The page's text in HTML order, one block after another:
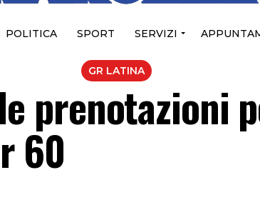
POLITICA SPORT SERVIZI
GR LATINA
prenotazioni
60